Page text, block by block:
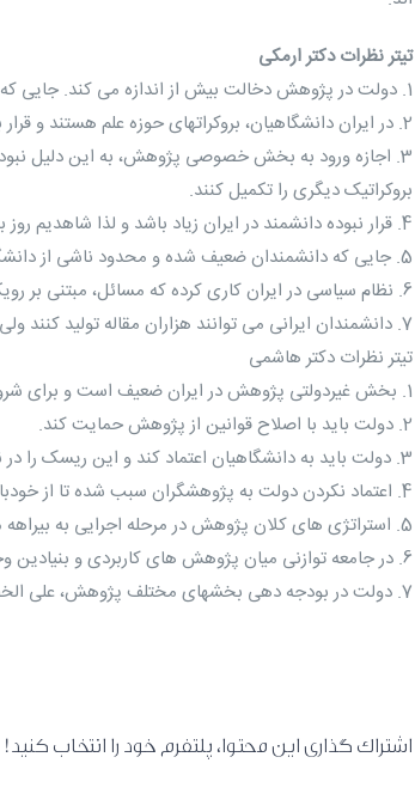
تیتر نظرات دکتر ارمکی
1. دولت در پژوهش دخالت بیش از اندازه می کند. جایی که نباید، هست و جایی که باید باشد، غایب است.
2. در ایران دانشگاهیان، بروکراتهای حوزه علم هستند و قرار بوده که سیاست ها و نیازهای نظام سیاسی را پاسخ دهند.
3. اجازه ورود به بخش خصوصی پژوهش، به این دلیل نبود
بروکراتیک دیگری را تکمیل کنند.
4. قرار نبوده دانشمند در ایران زیاد باشد و لذا شاهدیم روز به روز از تعداد دانشمندان کاسته می شود و بر تعداد بروکراتها افزوده می شود.
5. جایی که دانشمندان ضعیف شده و محدود ناشی از دانشگاه بروکراتیک می توانند به آنجا پناه ببرند موسسات پژوهشی خصوصی است.
6. نظام سیاسی در ایران کاری کرده که مسائل، مبتنی بر رویکردهای بنیادین و پارادایمی نباشند.
7. دانشمندان ایرانی می توانند هزاران مقاله تولید کنند ولی مقالاتشان یک مساله بنیادین را حل نمی کند.
تیتر نظرات دکتر هاشمی
1. بخش غیردولتی پژوهش در ایران ضعیف است و برای شروع کار نیاز به حمایت دارد.
2. دولت باید با اصلاح قوانین از پژوهش حمایت کند.
3. دولت باید به دانشگاهیان اعتماد کند و این ریسک را در نظر بگیرد که هر پژوهشی الزاما به نتیجه نمی رسد.
4. اعتماد نکردن دولت به پژوهشگران سبب شده تا از خودباوری آنها کاسته شود.
5. استراتژی های کلان پژوهش در مرحله اجرایی به بیراهه می رود.
6. در جامعه توازنی میان پژوهش های کاربردی و بنیادین وجود ندارد.
7. دولت در بودجه دهی بخشهای مختلف پژوهش، علی الخصوص در رابطه با پژوهش های بنیادین توجه کمتری دارد.
اشتراک گذاری این محتوا، پلتفرم خود را انتخاب کنید!